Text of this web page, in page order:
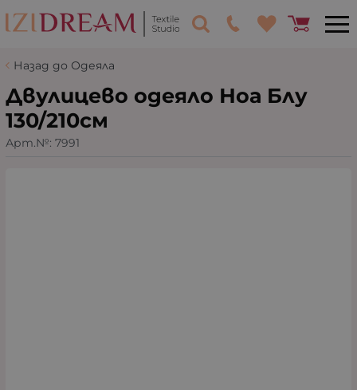
Назад до Одеяла
Двулицево одеяло Ноа Блу
130/210см
Арт.№: 7991